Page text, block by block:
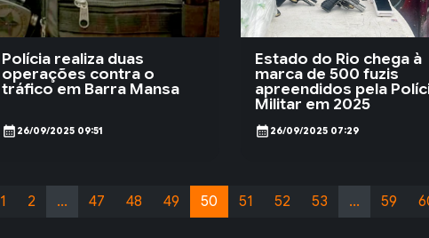
Polícia realiza duas
operações contra o
tráfico em Barra Mansa
calendar_month 26/09/2025 09:51
Estado do Rio chega à
marca de 500 fuzis
apreendidos pela
Militar em 2025
calendar_month 26/09/2025 07:29
1 2 ... 47 48 49 50 51 52 53 ... 59